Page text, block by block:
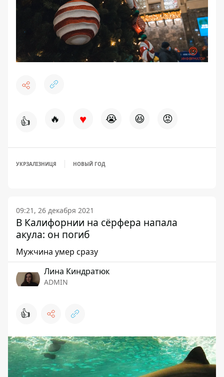
👍 🔥 ♥ 😭 😆 😡
УКРЗАЛІЗНИЦЯ НОВЫЙ ГОД
09:21, 26 декабря 2021
В Калифорнии на сёрфера напала
акула: он погиб
Мужчина умер сразу
Лина Киндратюк
ADMIN
👍